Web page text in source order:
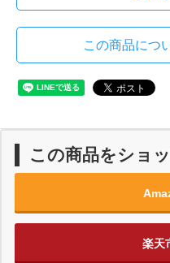
この商品につ
この商品をショ
楽天